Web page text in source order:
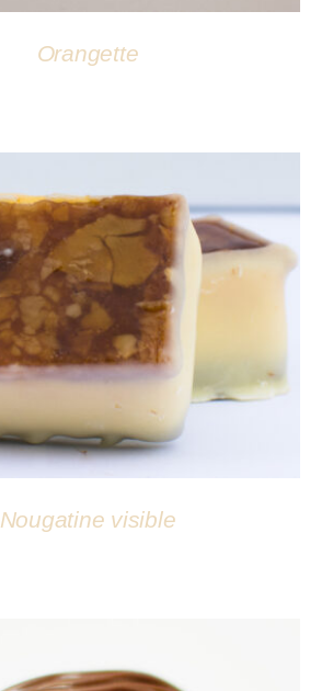
Orangette
DÉTAILS
Nougatine visible